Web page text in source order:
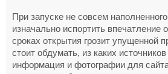
При запуске не совсем
изначально испортить впечатление
сроках открытия грозит упущенной
стоит обдумать, из каких
информация и фотографии для